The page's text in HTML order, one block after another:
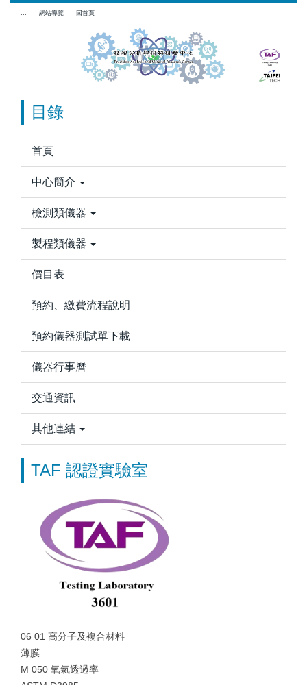
::: ｜ 網站導覽 ｜ 回首頁
目錄
首頁
中心簡介
檢測類儀器
製程類儀器
價目表
預約、繳費流程說明
預約儀器測試單下載
儀器行事曆
交通資訊
其他連結
TAF 認證實驗室
06 01 高分子及複合材料
薄膜
M 050 氧氣透過率